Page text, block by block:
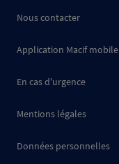
Nous contacter
Application Macif mobile
En cas d'urgence
Mentions légales
Données personnelles